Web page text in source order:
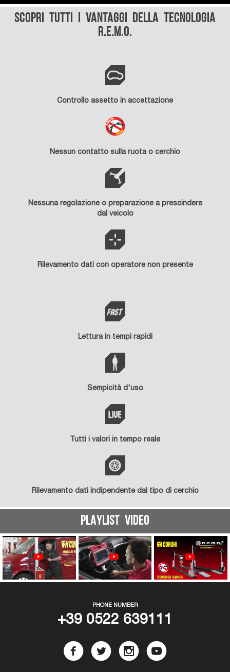
Scopri tutti i vantaggi della tecnologia
R.E.M.O.
Controllo assetto in accettazione
Nessun contatto sulla ruota o cerchio
Nessuna regolazione o preparazione a prescindere
dal veicolo
Rilevamento dati con operatore non presente
Lettura in tempi rapidi
Sempicità d'uso
Tutti i valori in tempo reale
Rilevamento dati indipendente dal tipo di cerchio
PLAYLIST VIDEO
PHONE NUMBER
+39 0522 639111